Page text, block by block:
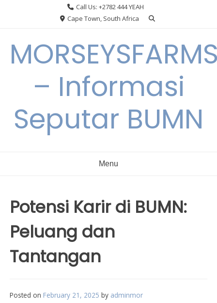
Call Us: +2782 444 YEAH
Cape Town, South Africa
– Informasi
Seputar BUMN
Menu
Potensi Karir di BUMN:
Peluang dan
Tantangan
Posted on February 21, 2025 by adminmor